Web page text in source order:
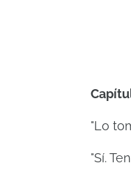
"Lo
"Sí.